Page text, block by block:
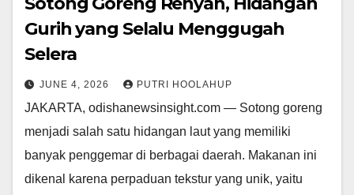
Gurih yang Selalu Menggugah
Selera
JUNE 4, 2026 PUTRI HOOLAHUP
JAKARTA, odishanewsinsight.com — Sotong goreng
menjadi salah satu hidangan laut yang memiliki
banyak penggemar di berbagai daerah. Makanan ini
dikenal karena perpaduan tekstur yang unik, yaitu